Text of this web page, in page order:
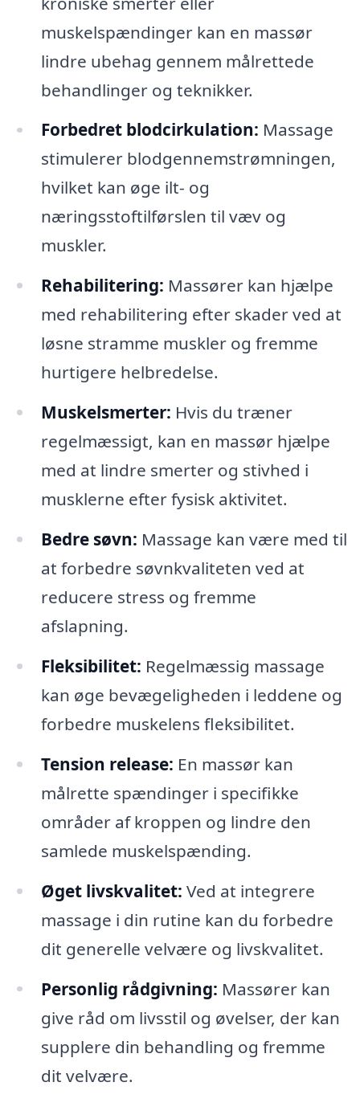
muskelspændinger kan en massør
lindre ubehag gennem målrettede
behandlinger og teknikker.
Forbedret blodcirkulation: Massage
stimulerer blodgennemstrømningen,
hvilket kan øge ilt- og
næringsstoftilførslen til væv og
muskler.
Rehabilitering: Massører kan hjælpe
med rehabilitering efter skader ved at
løsne stramme muskler og fremme
hurtigere helbredelse.
Muskelsmerter: Hvis du træner
regelmæssigt, kan en massør hjælpe
med at lindre smerter og stivhed i
musklerne efter fysisk aktivitet.
Bedre søvn: Massage kan være med til
at forbedre søvnkvaliteten ved at
reducere stress og fremme
afslapning.
Fleksibilitet: Regelmæssig massage
kan øge bevægeligheden i leddene og
forbedre muskelens fleksibilitet.
Tension release: En massør kan
målrette spændinger i specifikke
områder af kroppen og lindre den
samlede muskelspænding.
Øget livskvalitet: Ved at integrere
massage i din rutine kan du forbedre
dit generelle velvære og livskvalitet.
Personlig rådgivning: Massører kan
give råd om livsstil og øvelser, der kan
supplere din behandling og fremme
dit velvære.